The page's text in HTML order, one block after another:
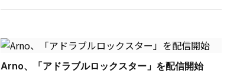
Arno、「アドラブルロックスター」を配信開始